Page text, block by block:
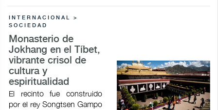
INTERNACIONAL >
SOCIEDAD
Monasterio de
Jokhang en el Tíbet,
vibrante crisol de
cultura y
espiritualidad
El recinto fue construido
por el rey Songtsen Gampo